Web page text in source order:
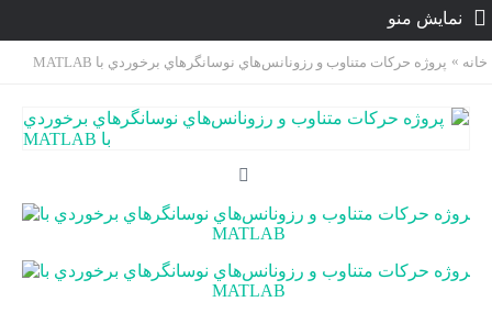
نمایش منو
خانه پروژه حرکات متناوب و رزونانس‌هاي نوسانگرهاي برخوردي با MATLAB